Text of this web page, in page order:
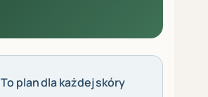
To plan dla każdej skóry